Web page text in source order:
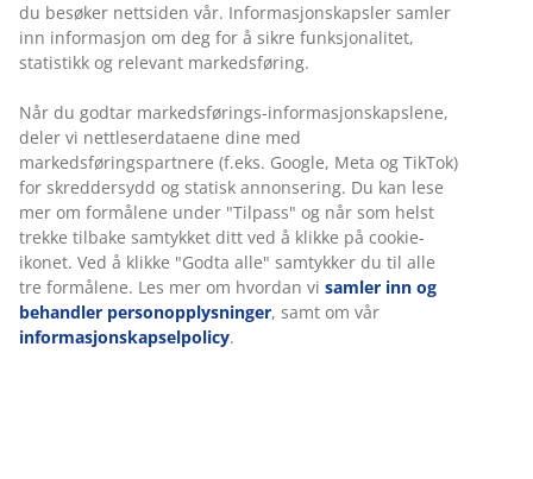
du besøker nettsiden vår. Informasjonskapsler samler
inn informasjon om deg for å sikre funksjonalitet,
statistikk og relevant markedsføring.
Når du godtar markedsførings-informasjonskapslene,
deler vi nettleserdataene dine med
markedsføringspartnere (f.eks. Google, Meta og TikTok)
for skreddersydd og statisk annonsering. Du kan lese
mer om formålene under "Tilpass" og når som helst
trekke tilbake samtykket ditt ved å klikke på cookie-
ikonet. Ved å klikke "Godta alle" samtykker du til alle
tre formålene. Les mer om hvordan vi samler inn og
behandler personopplysninger, samt om vår
informasjonskapselpolicy.